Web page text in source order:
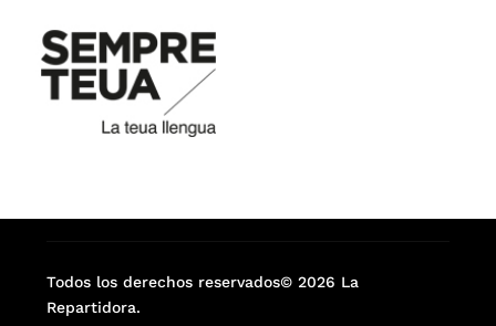
Todos los derechos reservados© 2026 La
Repartidora.